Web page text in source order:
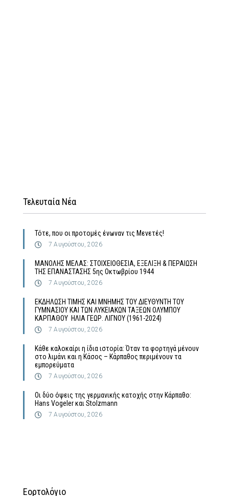
Τελευταία Νέα
Τότε, που οι προτομές ένωναν τις Μενετές!
7 Αυγούστου, 2026
MΑΝΟΛΗΣ ΜΕΛΑΣ: ΣΤΟΙΧΕΙΟΘΕΣΙΑ, ΕΞΕΛΙΞΗ & ΠΕΡΑΙΩΣΗ
ΤΗΣ ΕΠΑΝΑΣΤΑΣΗΣ 5ης Οκτωβρίου 1944
7 Αυγούστου, 2026
ΕΚΔΗΛΩΣΗ ΤΙΜΗΣ ΚΑΙ ΜΝΗΜΗΣ ΤΟΥ ΔΙΕΥΘΥΝΤΗ ΤΟΥ
ΓΥΜΝΑΣΙΟΥ ΚΑΙ ΤΩΝ ΛΥΚΕΙΑΚΩΝ ΤΑΞΕΩΝ ΟΛΥΜΠΟΥ
ΚΑΡΠΑΘΟΥ ΗΛΙΑ ΓΕΩΡ. ΛΙΓΝΟΥ (1961-2024)
7 Αυγούστου, 2026
Κάθε καλοκαίρι η ίδια ιστορία: Όταν τα φορτηγά μένουν
στο λιμάνι και η Κάσος – Κάρπαθος περιμένουν τα
εμπορεύματα
7 Αυγούστου, 2026
Οι δύο όψεις της γερμανικής κατοχής στην Κάρπαθο:
Hans Vogeler και Stolzmann
7 Αυγούστου, 2026
Εορτολόγιο